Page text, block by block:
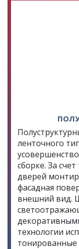
ленточного
сборке. За
дверей
фасадная
внешний вид.
технологии
тонированные